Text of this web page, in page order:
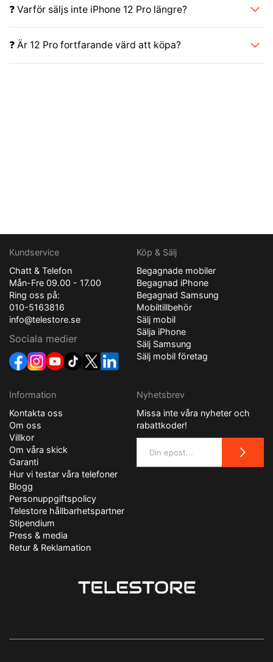
❓ Varför säljs inte iPhone 12 Pro längre?
❓ Är 12 Pro fortfarande värd att köpa?
Kundservice
Chatt & Telefon
Mån-Fre 09.00 - 17.00
Ring oss på:
010-5163816
info@telestore.se
Sociala medier
Köp & Sälj
Begagnade mobiler
Begagnad iPhone
Begagnad Samsung
Mobiltillbehör
Sälj mobil
Sälja iPhone
Sälj Samsung
Sälj mobil företag
Information
Kontakta oss
Om oss
Villkor
Om våra skick
Garanti
Hur vi testar våra telefoner
Blogg
Personuppgiftspolicy
Telestore hållbarhetspartner
Stipendium
Press & media
Retur & Reklamation
Nyhetsbrev
Missa inte våra nyheter och
rabattkoder!